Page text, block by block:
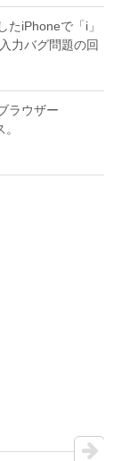
たiPhoneで「i」
力バグ問題の回
ラウザー